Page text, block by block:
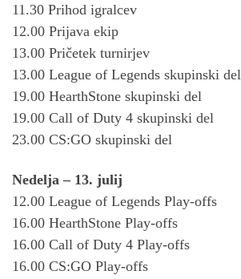
11.30 Prihod igralcev
12.00 Prijava ekip
13.00 Pričetek turnirjev
13.00 League of Legends skupinski del
19.00 HearthStone skupinski del
19.00 Call of Duty 4 skupinski del
23.00 CS:GO skupinski del
Nedelja – 13. julij
12.00 League of Legends Play-offs
16.00 HearthStone Play-offs
16.00 Call of Duty 4 Play-offs
16.00 CS:GO Play-offs